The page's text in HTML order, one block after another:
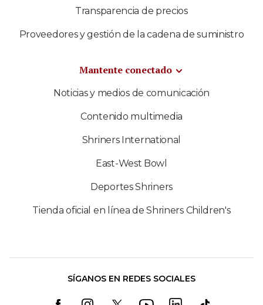
Transparencia de precios
Proveedores y gestión de la cadena de suministro
Mantente conectado
Noticias y medios de comunicación
Contenido multimedia
Shriners International
East-West Bowl
Deportes Shriners
Tienda oficial en línea de Shriners Children's
SÍGANOS EN REDES SOCIALES